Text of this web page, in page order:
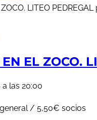
EN EL
las 20:00
/ 5,50€ socios